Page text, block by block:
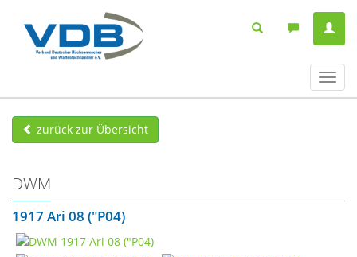
ein-/
zurück zur Übersicht
DWM
1917 Ari 08 ("P04)